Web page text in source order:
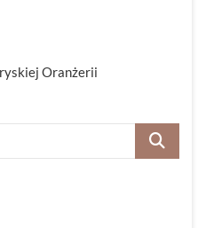
Oranżerii
Szukaj